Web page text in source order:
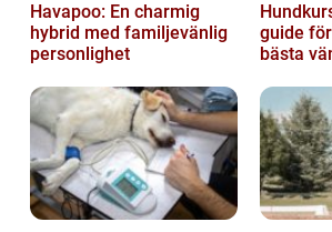
Havapoo: En charmig
hybrid med familjevänlig
personlighet
guide
bästa